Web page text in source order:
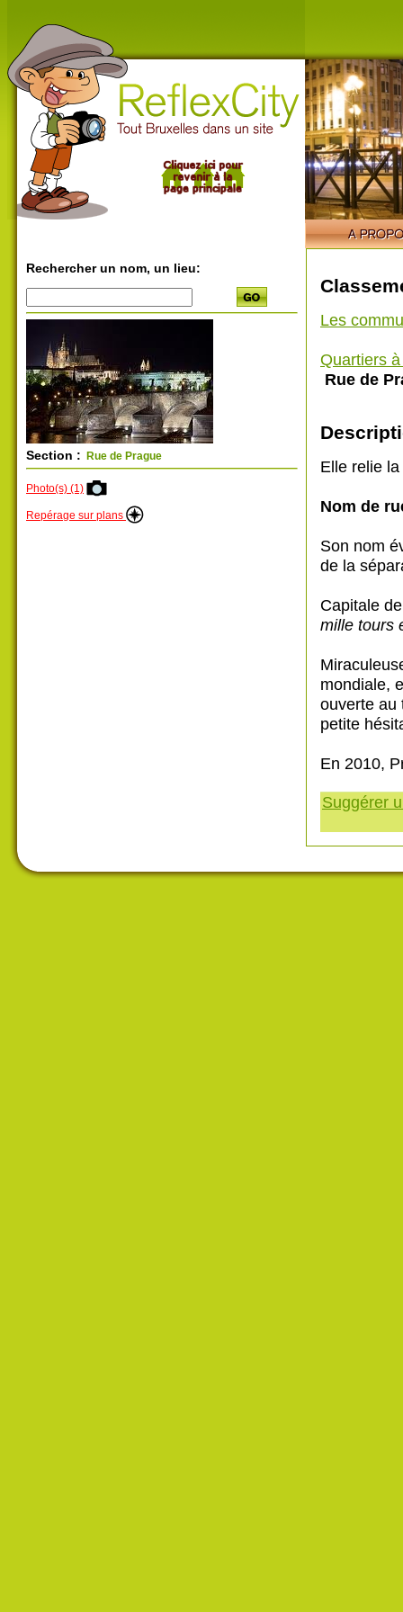
Rechercher un nom, un lieu:
Section : Rue de Prague
Photo(s) (1)
Repérage sur plans
Les
Quartiers
Rue de
Elle relie la
Nom de
Son nom
de la
Capitale
mille tours
mondiale,
ouverte
petite
En 2010,
Suggérer